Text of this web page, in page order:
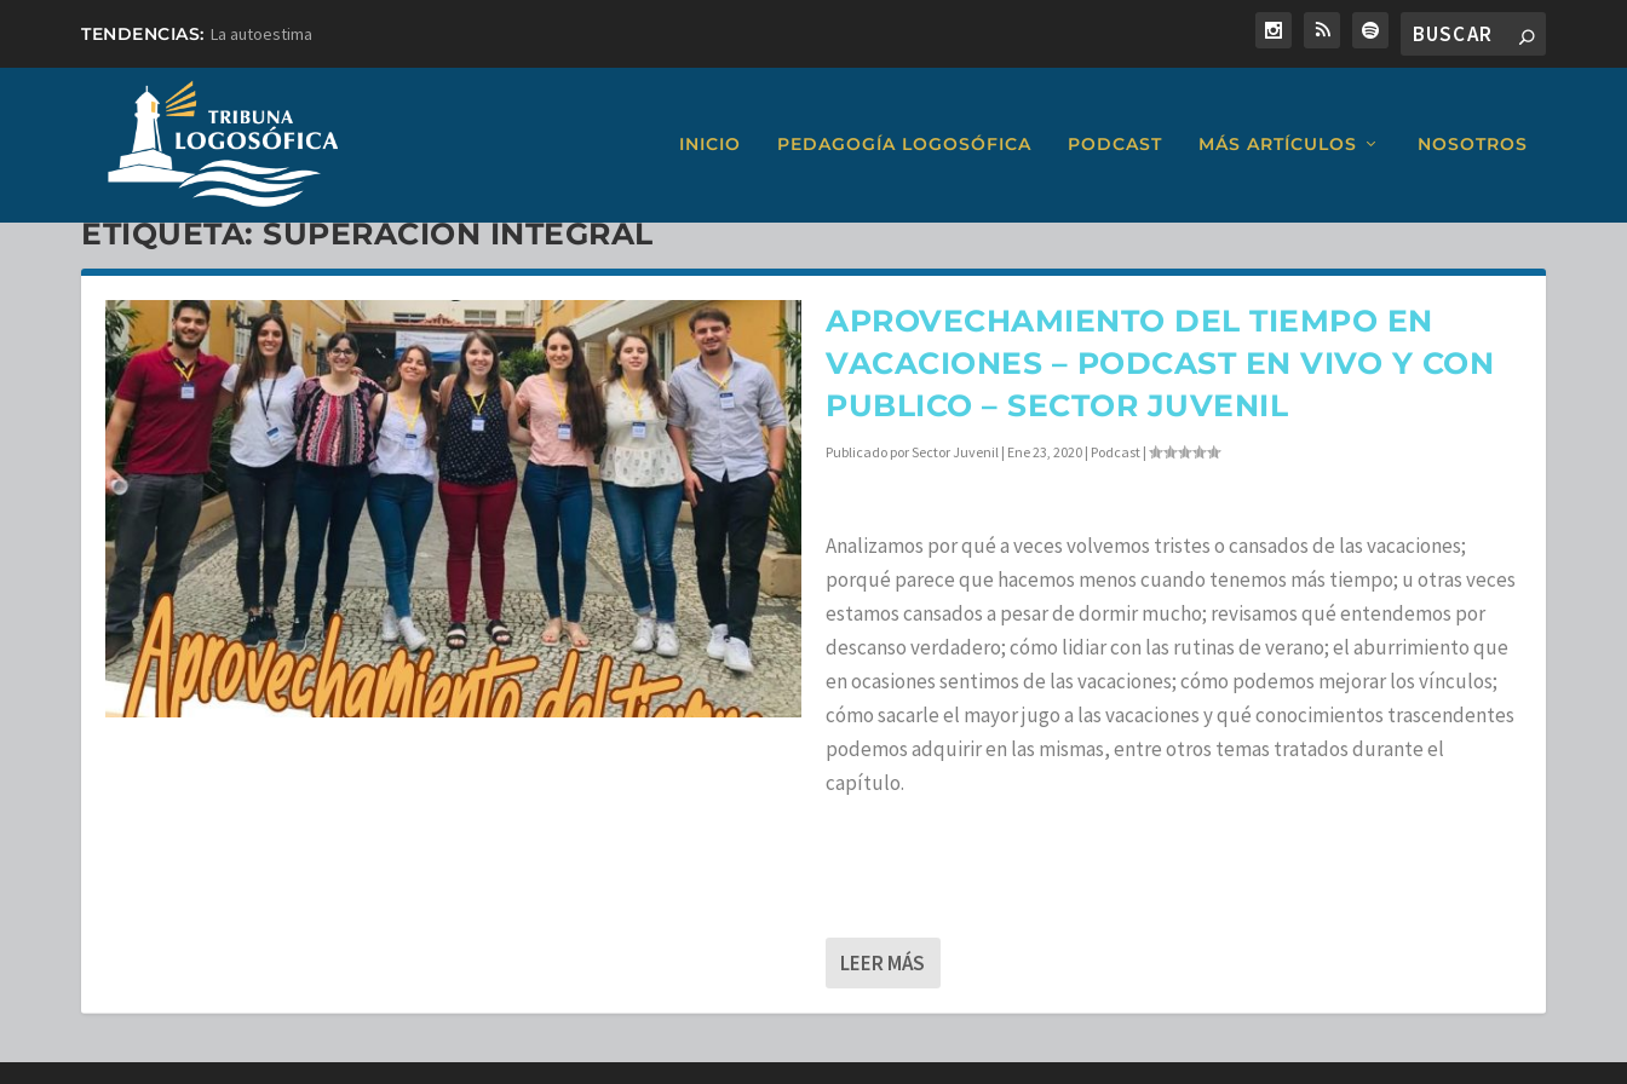
TENDENCIAS: La autoestima
INICIO PEDAGOGÍA LOGOSÓFICA PODCAST MÁS ARTÍCULOS NOSOTROS
ETIQUETA:SUPERACIÓN INTEGRAL
APROVECHAMIENTO DEL TIEMPO EN
VACACIONES – PODCAST EN VIVO Y CON
PUBLICO – SECTOR JUVENIL
Publicado por Sector Juvenil | Ene 23, 2020 | Podcast |
Analizamos por qué a veces volvemos tristes o cansados de las vacaciones;
porqué parece que hacemos menos cuando tenemos más tiempo; u otras veces
estamos cansados a pesar de dormir mucho; revisamos qué entendemos por
descanso verdadero; cómo lidiar con las rutinas de verano; el aburrimiento que
en ocasiones sentimos de las vacaciones; cómo podemos mejorar los vínculos;
cómo sacarle el mayor jugo a las vacaciones y qué conocimientos trascendentes
podemos adquirir en las mismas, entre otros temas tratados durante el
capítulo.
LEER MÁS